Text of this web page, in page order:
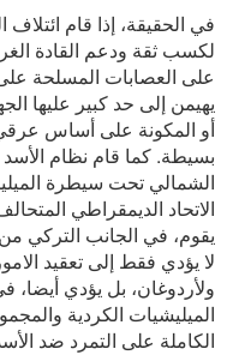
في الحقيقة، إذا قام
لكسب ثقة ودعم القادة
على العصابات المسلحة على
يهيمن إلى حد كبير عليها
أو المكونة على أساس
بسيطة. كما قام نظام الأسد
الشمالي تحت سيطرة
الاتحاد الديمقراطي
يقوم، في الجانب التركي
لا يؤدي فقط إلى تعقيد
ولأردوغان، بل يؤدي
الميليشيات الكردية
الكاملة على التمرد ضد